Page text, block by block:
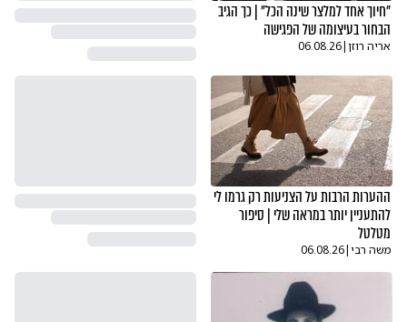
"חיוך אחד למלצר שינה הכל" | כך הגיב
הבחור בעיצומה של הפגישה
אריה רוזן|
06.08.26
ההערות הרבות על הצניעות רק גרמו לי
להתעניין יותר במראה שלי | סיפור
מטלטל
משה רבי|
06.08.26